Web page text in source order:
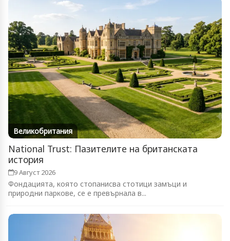
Великобритания
National Trust: Пазителите на британската
история
9 Август 2026
Фондацията, която стопанисва стотици замъци и
природни паркове, се е превърнала в...